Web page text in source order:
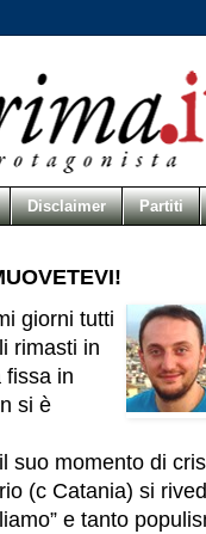
Disclaimer Partiti
giorni tutti
rimasti in
fissa in
si è
suo momento di
(c Catania) si
e tanto